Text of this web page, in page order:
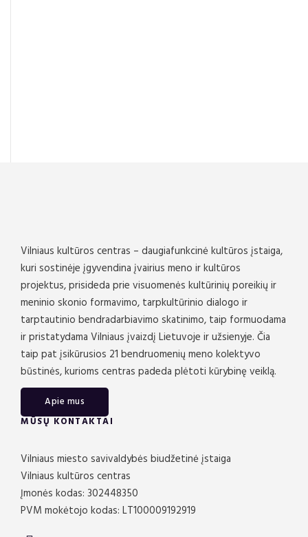
Vilniaus kultūros centras – daugiafunkcinė kultūros įstaiga,
kuri sostinėje įgyvendina įvairius meno ir kultūros
projektus, prisideda prie visuomenės kultūrinių poreikių ir
meninio skonio formavimo, tarpkultūrinio dialogo ir
tarptautinio bendradarbiavimo skatinimo, taip formuodama
ir pristatydama Vilniaus įvaizdį Lietuvoje ir užsienyje. Čia
taip pat įsikūrusios 21 bendruomenių meno kolektyvo
būstinės, kurioms centras padeda plėtoti kūrybinę veiklą.
Apie mus
MŪSŲ KONTAKTAI
Vilniaus miesto savivaldybės biudžetinė įstaiga
Vilniaus kultūros centras
Įmonės kodas: 302448350
PVM mokėtojo kodas: LT100009192919